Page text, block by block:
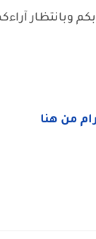
وبانتظار
من هنا